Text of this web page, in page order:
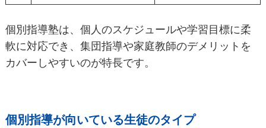
個別指導塾は、個人のスケジュールや学習目標に柔
軟に対応でき、集団指導や家庭教師のデメリットを
カバーしやすいのが特長です。
個別指導が向いている生徒のタイプ